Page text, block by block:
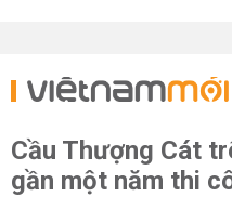
Cầu Thượng Cát
gần một năm thi